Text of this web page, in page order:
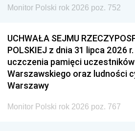
Monitor Polski rok 2026 poz. 752
UCHWAŁA SEJMU
POLSKIEJ z dnia 31 lipca 2026
uczczenia pamięci
Warszawskiego oraz ludności
Warszawy
Monitor Polski rok 2026 poz. 767